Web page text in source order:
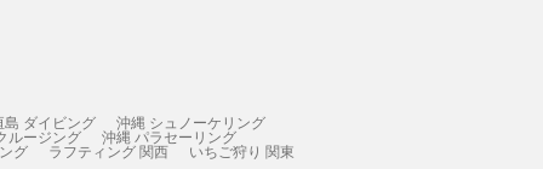
島 ダイビング 沖縄 シュノーケリング
ルージング 沖縄 パラセーリング
グ ラフティング 関西 いちご狩り 関東